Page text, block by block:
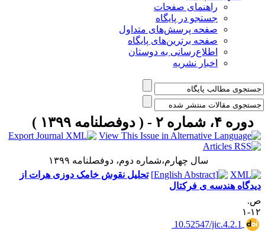
راهنمای صفحات
جستجو در پایگاه
صفحه پرسش‌های متداول
صفحه برترین‌های پایگاه
اطلاع‌رسانی به دوستان
اخبار نشریه
سال چهارم،شماره دوم، دوفصلنامه ۱۳۹۹
تحلیل نقوش خامک دوزی هرات از
ی فرکتال
10.52547/